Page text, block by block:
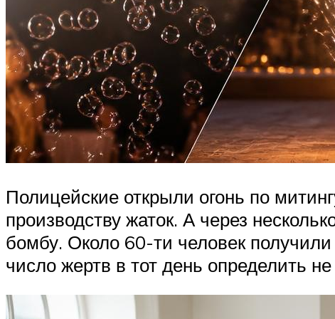
Полицейские открыли огонь по
производству жаток. А через
бомбу. Около 60-ти человек
число жертв в тот день определить